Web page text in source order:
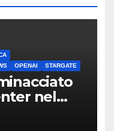
OPENAI STARGATE
nel